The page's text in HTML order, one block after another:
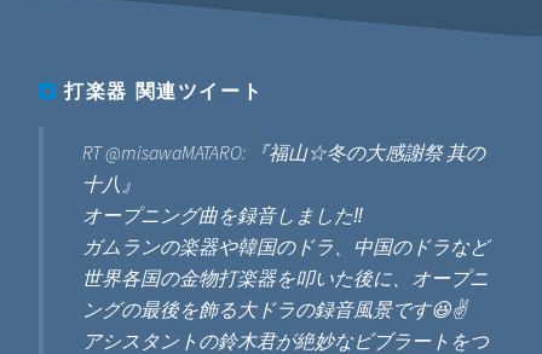
打楽器 関連ツイート
RT @misawaMATARO: 『福山☆冬の大感謝祭 其の
十八』
オープニング曲を録音しました‼️
ガムランの楽器や韓国のドラ、中国のドラなど
世界各国の金物打楽器を叩いた後に、オープニ
ングの最後を飾る大ドラの録音風景です😆✌️
アシスタントの鈴木君が絶妙なビブラートをつ